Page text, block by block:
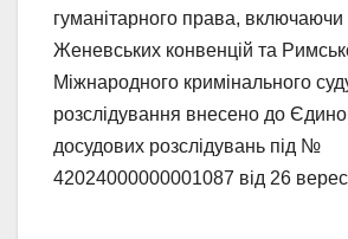
гуманітарного права,
Женевських конвенцій та
Міжнародного кримінального
розслідування внесено до
досудових розслідувань під №
42024000000001087 від 26